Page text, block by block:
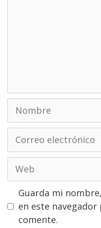
Nombre
electrónico
Guarda mi
en este
comente.